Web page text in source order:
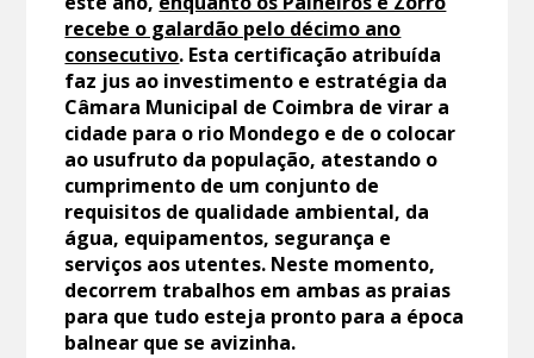
recebe o galardão pelo décimo ano
consecutivo. Esta certificação atribuída
faz jus ao investimento e estratégia da
Câmara Municipal de Coimbra de virar a
cidade para o rio Mondego e de o colocar
ao usufruto da população, atestando o
cumprimento de um conjunto de
requisitos de qualidade ambiental, da
água, equipamentos, segurança e
serviços aos utentes. Neste momento,
decorrem trabalhos em ambas as praias
para que tudo esteja pronto para a época
balnear que se avizinha.